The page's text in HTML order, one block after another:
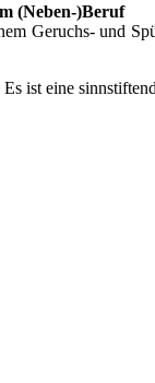
(Neben-)Beruf
Geruchs- und
ist eine